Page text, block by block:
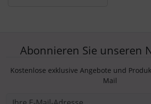
Abonnieren Sie unseren
Kostenlose exklusive Angebote und
Mail